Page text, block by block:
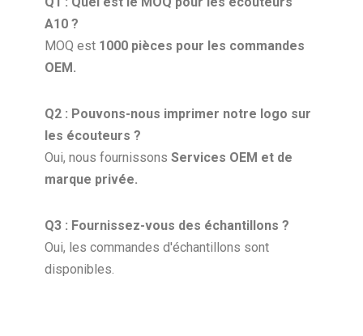
A10 ?
MOQ est 1000 pièces pour les commandes
OEM.
Q2 : Pouvons-nous imprimer notre logo sur
les écouteurs ?
Oui, nous fournissons Services OEM et de
marque privée.
Q3 : Fournissez-vous des échantillons ?
Oui, les commandes d'échantillons sont
disponibles.